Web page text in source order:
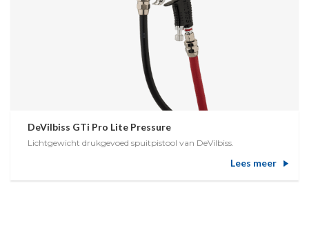
DeVilbiss GTi Pro Lite Pressure
Lichtgewicht drukgevoed spuitpistool van DeVilbiss.
Lees meer